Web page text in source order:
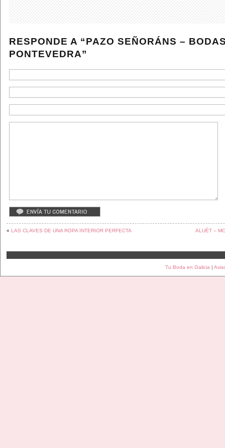
RESPONDE A “PAZO SEÑORÁNS –
PONTEVEDRA”
« LAS CLAVES DE UNA ROPA INTERIOR PERFECTA ALUÈT –
Tu Boda en Galicia |